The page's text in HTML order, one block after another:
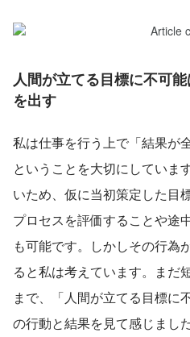
人間が立てる目標に不可
を出す
私は仕事を行う上で「結果が
ということを大切にしていま
いため、仮に当初策定した目
プロセスを評価することや途
も可能です。しかしその行為
ると私は考えています。まだ
まで、「人間が立てる目標に
の行動と結果を見て感じまし